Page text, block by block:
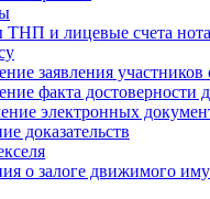
ТНП и лицевые счета
заявления
факта достоверности
электронных
доказательств
о залоге движимого